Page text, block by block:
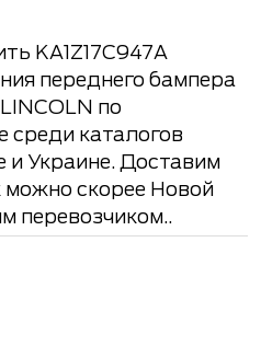
KA1Z17C947A
переднего бампера
по
среди каталогов
и Украине. Доставим
можно скорее Новой
перевозчиком..